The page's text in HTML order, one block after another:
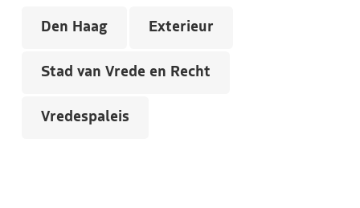
Den Haag Exterieur
Stad van Vrede en Recht
Vredespaleis